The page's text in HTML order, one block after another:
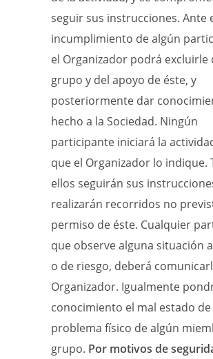
seguir sus instrucciones. Ante
incumplimiento de algún
el Organizador podrá excluirle
grupo y del apoyo de éste, y
posteriormente dar
hecho a la Sociedad. Ningún
participante iniciará la
que el Organizador lo indique.
ellos seguirán sus
realizarán recorridos no
permiso de éste. Cualquier
que observe alguna situación
o de riesgo, deberá
Organizador. Igualmente
conocimiento el mal estado
problema físico de algún
grupo. Por motivos de